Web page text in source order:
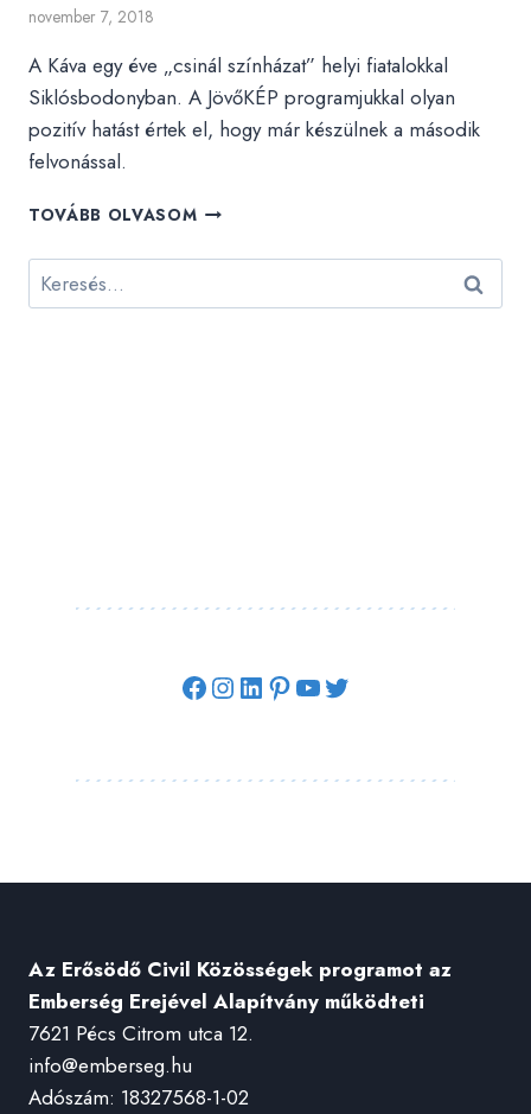
november 7, 2018
A Káva egy éve „csinál színházat” helyi fiatalokkal
Siklósbodonyban. A JövőKÉP programjukkal olyan
pozitív hatást értek el, hogy már készülnek a második
felvonással.
TOVÁBB OLVASOM IGAZ
LÉPNEK
SZÍNPADRA
Keresés:
Facebook
Instagram
LinkedIn
Pinterest
YouTube
Twitter
Az Erősödő Civil Közösségek programot az
Emberség Erejével Alapítvány működteti
7621 Pécs Citrom utca 12.
info@emberseg.hu
Adószám: 18327568-1-02